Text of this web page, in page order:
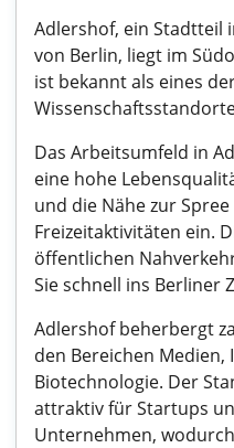
Adlershof, ein Stadtteil
von Berlin, liegt im
ist bekannt als eines
Das Arbeitsumfeld in
eine hohe
und die Nähe zur
Freizeitaktivitäten ein.
öffentlichen
Sie schnell ins Berliner
Adlershof beherbergt
den Bereichen Medien,
Biotechnologie. Der
attraktiv für Startups
Unternehmen,